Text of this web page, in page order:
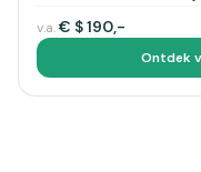
v.a.€ $ 190,-
Ontdek